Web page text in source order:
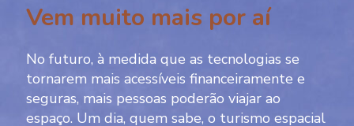
Vem muito mais por aí
No futuro, à medida que as tecnologias se
tornarem mais acessíveis financeiramente e
seguras, mais pessoas poderão viajar ao
espaço. Um dia, quem sabe, o turismo espacial